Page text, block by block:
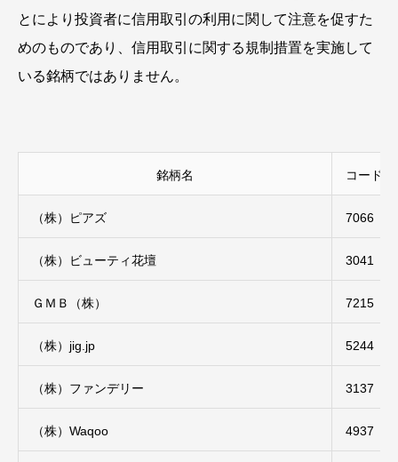
とにより投資者に信用取引の利用に関して注意を促すた
めのものであり、信用取引に関する規制措置を実施して
いる銘柄ではありません。
銘柄名 コード
（株）ピアズ 7066
（株）ビューティ花壇 3041
ＧＭＢ（株） 7215
（株）jig.jp 5244
（株）ファンデリー 3137
（株）Waqoo 4937